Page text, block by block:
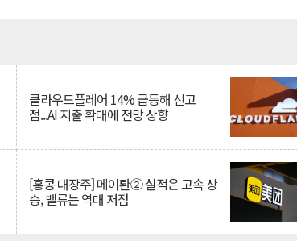
클라우드플레어 14% 급등해 신고
점...AI 지출 확대에 전망 상향
[홍콩 대장주] 메이퇀② 실적은 고속 상
승, 밸류는 역대 저점